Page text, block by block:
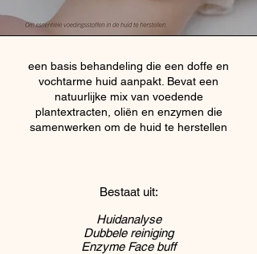
een basis behandeling die een doffe en
vochtarme huid aanpakt. Bevat een
natuurlijke mix van voedende
plantextracten, oliën en enzymen die
samenwerken om de huid te herstellen
Bestaat uit:
Huidanalyse
Dubbele reiniging
Enzyme Face buff